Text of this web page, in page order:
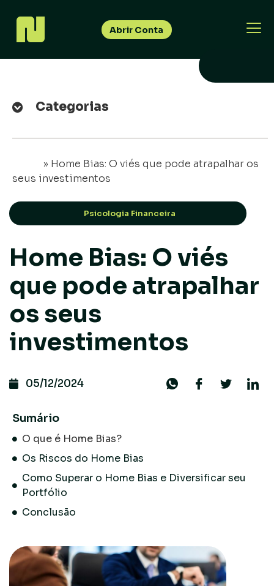
Abrir Conta
Categorias
» Home Bias: O viés que pode atrapalhar os
seus investimentos
Psicologia Financeira
Home Bias: O viés
que pode atrapalhar
os seus
investimentos
05/12/2024
Sumário
O que é Home Bias?
Os Riscos do Home Bias
Como Superar o Home Bias e Diversificar seu
Portfólio
Conclusão